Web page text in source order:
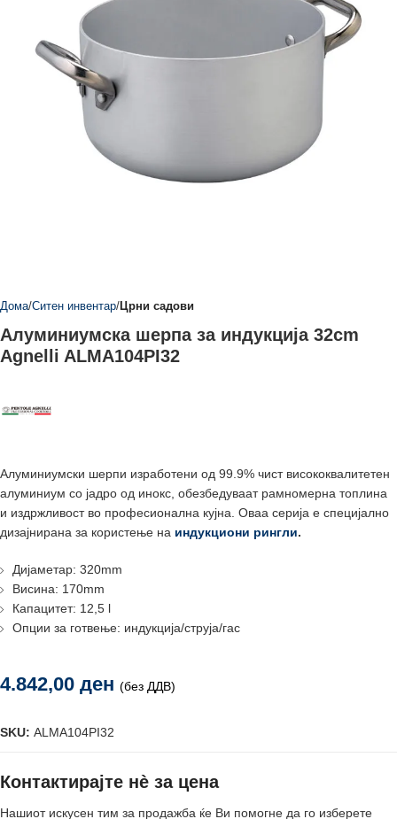
Дома Ситен инвентар Црни садови
Алуминиумска шерпа за индукција 32cm
Agnelli ALMA104PI32
Алуминиумски шерпи изработени од 99.9% чист висококвалитетен
алуминиум со јадро од инокс, обезбедуваат рамномерна топлина
и издржливост во професионална кујна. Оваа серија е специјално
дизајнирана за користење на индукциони рингли.
Дијаметар: 320mm
Висина: 170mm
Капацитет: 12,5 l
Опции за готвење: индукција/струја/гас
4.842,00 ден (без ДДВ)
SKU: ALMA104PI32
Контактирајте нè за цена
Нашиот искусен тим за продажба ќе Ви помогне да го изберете